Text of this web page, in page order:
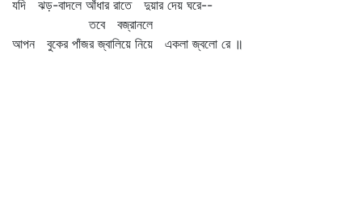
যদি ঝড়-বাদলে আঁধার রাতে দুয়ার দেয় ঘরে--
তবে বজ্রানলে
আপন বুকের পাঁজর জ্বালিয়ে নিয়ে একলা জ্বলো রে ॥